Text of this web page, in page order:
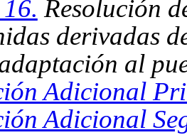
Resolución
derivadas
al
Adicional
Adicional